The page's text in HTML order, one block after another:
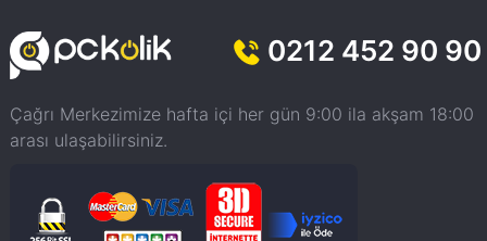
0212 452 90 90
Çağrı Merkezimize hafta içi her gün 9:00 ila akşam 18:00
arası ulaşabilirsiniz.